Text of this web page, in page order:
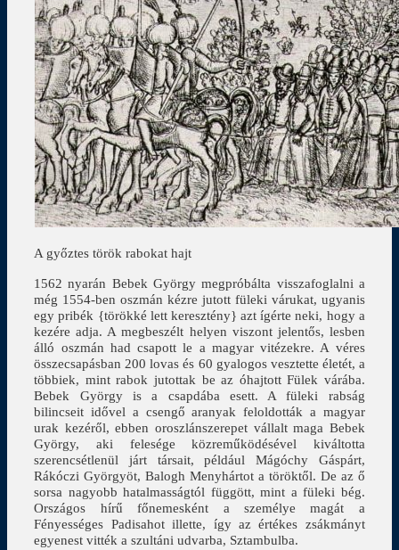
A győztes török rabokat hajt
1562 nyarán Bebek György megpróbálta visszafoglalni a
még 1554-ben oszmán kézre jutott füleki várukat, ugyanis
egy pribék {törökké lett keresztény} azt ígérte neki, hogy a
kezére adja. A megbeszélt helyen viszont jelentős, lesben
álló oszmán had csapott le a magyar vitézekre. A véres
összecsapásban 200 lovas és 60 gyalogos vesztette életét, a
többiek, mint rabok jutottak be az óhajtott Fülek várába.
Bebek György is a csapdába esett. A füleki rabság
bilincseit idővel a csengő aranyak feloldották a magyar
urak kezéről, ebben oroszlánszerepet vállalt maga Bebek
György, aki felesége közreműködésével kiváltotta
szerencsétlenül járt társait, például Mágóchy Gáspárt,
Rákóczi Györgyöt, Balogh Menyhártot a töröktől. De az ő
sorsa nagyobb hatalmasságtól függött, mint a füleki bég.
Országos hírű főnemesként a személye magát a
Fényességes Padisahot illette, így az értékes zsákmányt
egyenest vitték a szultáni udvarba, Sztambulba.